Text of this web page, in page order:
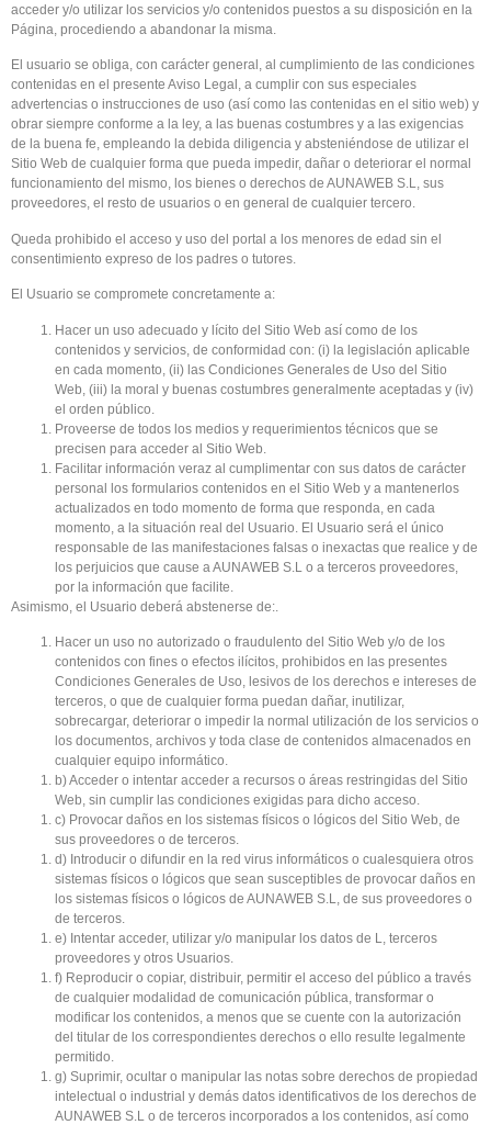
acceder y/o utilizar los servicios y/o contenidos puestos a su disposición en la
Página, procediendo a abandonar la misma.
El usuario se obliga, con carácter general, al cumplimiento de las condiciones
contenidas en el presente Aviso Legal, a cumplir con sus especiales
advertencias o instrucciones de uso (así como las contenidas en el sitio web) y
obrar siempre conforme a la ley, a las buenas costumbres y a las exigencias
de la buena fe, empleando la debida diligencia y absteniéndose de utilizar el
Sitio Web de cualquier forma que pueda impedir, dañar o deteriorar el normal
funcionamiento del mismo, los bienes o derechos de AUNAWEB S.L, sus
proveedores, el resto de usuarios o en general de cualquier tercero.
Queda prohibido el acceso y uso del portal a los menores de edad sin el
consentimiento expreso de los padres o tutores.
El Usuario se compromete concretamente a:
Hacer un uso adecuado y lícito del Sitio Web así como de los
contenidos y servicios, de conformidad con: (i) la legislación aplicable
en cada momento, (ii) las Condiciones Generales de Uso del Sitio
Web, (iii) la moral y buenas costumbres generalmente aceptadas y (iv)
el orden público.
Proveerse de todos los medios y requerimientos técnicos que se
precisen para acceder al Sitio Web.
Facilitar información veraz al cumplimentar con sus datos de carácter
personal los formularios contenidos en el Sitio Web y a mantenerlos
actualizados en todo momento de forma que responda, en cada
momento, a la situación real del Usuario. El Usuario será el único
responsable de las manifestaciones falsas o inexactas que realice y de
los perjuicios que cause a AUNAWEB S.L o a terceros proveedores,
por la información que facilite.
Asimismo, el Usuario deberá abstenerse de:.
Hacer un uso no autorizado o fraudulento del Sitio Web y/o de los
contenidos con fines o efectos ilícitos, prohibidos en las presentes
Condiciones Generales de Uso, lesivos de los derechos e intereses de
terceros, o que de cualquier forma puedan dañar, inutilizar,
sobrecargar, deteriorar o impedir la normal utilización de los servicios o
los documentos, archivos y toda clase de contenidos almacenados en
cualquier equipo informático.
b) Acceder o intentar acceder a recursos o áreas restringidas del Sitio
Web, sin cumplir las condiciones exigidas para dicho acceso.
c) Provocar daños en los sistemas físicos o lógicos del Sitio Web, de
sus proveedores o de terceros.
d) Introducir o difundir en la red virus informáticos o cualesquiera otros
sistemas físicos o lógicos que sean susceptibles de provocar daños en
los sistemas físicos o lógicos de AUNAWEB S.L, de sus proveedores o
de terceros.
e) Intentar acceder, utilizar y/o manipular los datos de L, terceros
proveedores y otros Usuarios.
f) Reproducir o copiar, distribuir, permitir el acceso del público a través
de cualquier modalidad de comunicación pública, transformar o
modificar los contenidos, a menos que se cuente con la autorización
del titular de los correspondientes derechos o ello resulte legalmente
permitido.
g) Suprimir, ocultar o manipular las notas sobre derechos de propiedad
intelectual o industrial y demás datos identificativos de los derechos de
AUNAWEB S.L o de terceros incorporados a los contenidos, así como